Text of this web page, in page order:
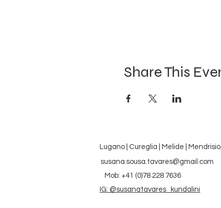
Share This
Lugano | Cureglia | Melide |
susana.sousa.tavares@gmail.com
Mob: +41 (0)78 228 7636
IG: @susanatavares_kundalini